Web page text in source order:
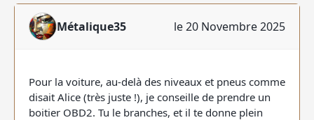
Métalique35 le 20 Novembre 2025
Pour la voiture, au-delà des niveaux et pneus comme
disait Alice (très juste !), je conseille de prendre un
boitier OBD2. Tu le branches, et il te donne plein